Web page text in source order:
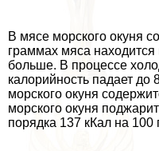
В мясе морского окуня
граммах мяса находится
больше. В процессе
калорийность падает до
морского окуня
морского окуня
порядка 137 кКал на 100